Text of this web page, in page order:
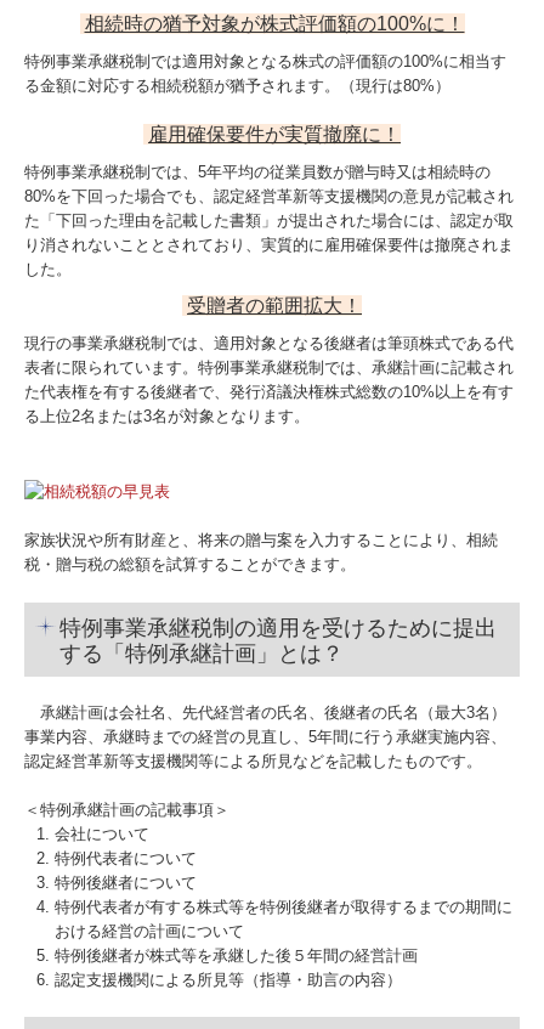
相続時の猶予対象が株式評価額の100%に！
特例事業承継税制では適用対象となる株式の評価額の100%に相当す
る金額に対応する相続税額が猶予されます。（現行は80%）
雇用確保要件が実質撤廃に！
特例事業承継税制では、5年平均の従業員数が贈与時又は相続時の
80%を下回った場合でも、認定経営革新等支援機関の意見が記載され
た「下回った理由を記載した書類」が提出された場合には、認定が取
り消されないこととされており、実質的に雇用確保要件は撤廃されま
した。
受贈者の範囲拡大！
現行の事業承継税制では、適用対象となる後継者は筆頭株式である代
表者に限られています。特例事業承継税制では、承継計画に記載され
た代表権を有する後継者で、発行済議決権株式総数の10%以上を有す
る上位2名または3名が対象となります。
家族状況や所有財産と、将来の贈与案を入力することにより、相続
税・贈与税の総額を試算することができます。
特例事業承継税制の適用を受けるために提出
する「特例承継計画」とは？
承継計画は会社名、先代経営者の氏名、後継者の氏名（最大3名）
事業内容、承継時までの経営の見直し、5年間に行う承継実施内容、
認定経営革新等支援機関等による所見などを記載したものです。
＜特例承継計画の記載事項＞
会社について
特例代表者について
特例後継者について
特例代表者が有する株式等を特例後継者が取得するまでの期間に
おける経営の計画について
特例後継者が株式等を承継した後５年間の経営計画
認定支援機関による所見等（指導・助言の内容）